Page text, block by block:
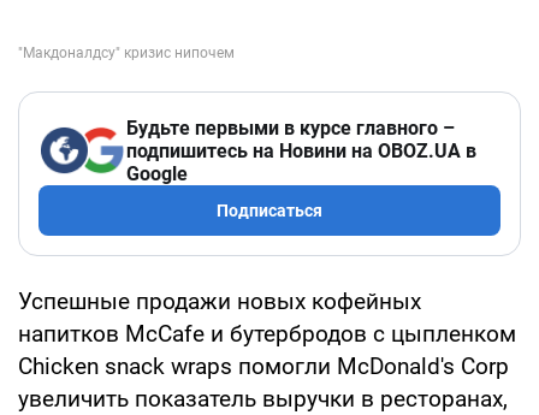
Будьте первыми в курсе главного –
подпишитесь на Новини на OBOZ.UA в
Google
Подписаться
Успешные продажи новых кофейных
напитков McCafe и бутербродов с цыпленком
Сhicken snack wraps помогли McDonald's Corp
увеличить показатель выручки в ресторанах,